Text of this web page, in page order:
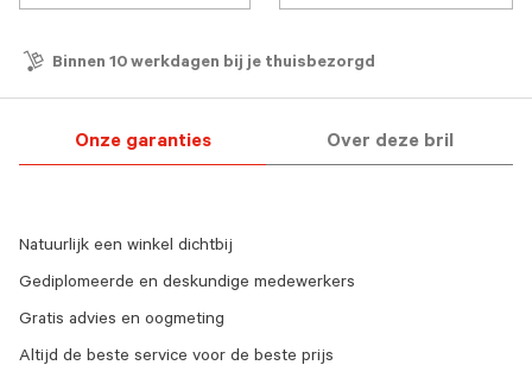
Binnen 10 werkdagen bij je thuisbezorgd
Onze garanties Over deze bril
Natuurlijk een winkel dichtbij
Gediplomeerde en deskundige medewerkers
Gratis advies en oogmeting
Altijd de beste service voor de beste prijs